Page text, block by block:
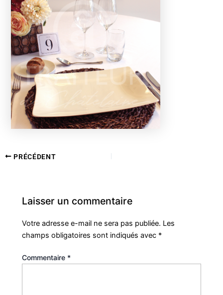
PRÉCÉDENT
Laisser un commentaire
Votre adresse e-mail ne sera pas publiée. Les
champs obligatoires sont indiqués avec *
Commentaire *